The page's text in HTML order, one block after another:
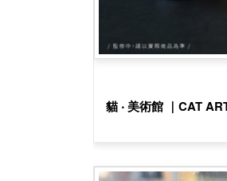
貓 ‧ 美術館 ｜CAT